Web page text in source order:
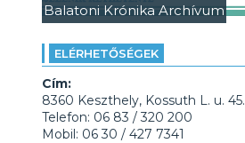
Balatoni Krónika Archívum
ELÉRHETŐSÉGEK
Cím:
8360 Keszthely, Kossuth L. u. 45.
Telefon: 06 83 / 320 200
Mobil: 06 30 / 427 7341